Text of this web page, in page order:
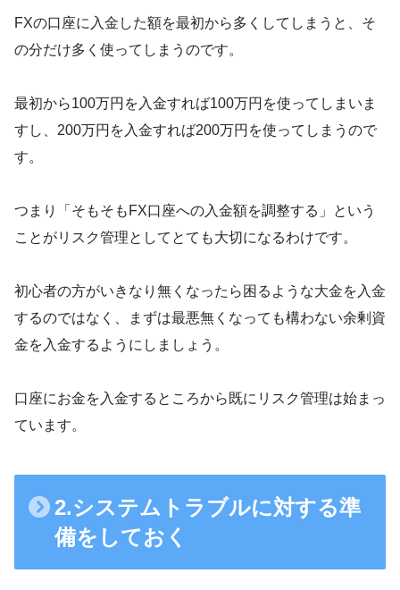
FXの口座に入金した額を最初から多くしてしまうと、そ
の分だけ多く使ってしまうのです。
最初から100万円を入金すれば100万円を使ってしまいま
すし、200万円を入金すれば200万円を使ってしまうので
す。
つまり「そもそもFX口座への入金額を調整する」という
ことがリスク管理としてとても大切になるわけです。
初心者の方がいきなり無くなったら困るような大金を入金
するのではなく、まずは最悪無くなっても構わない余剰資
金を入金するようにしましょう。
口座にお金を入金するところから既にリスク管理は始まっ
ています。
2.システムトラブルに対する準
備をしておく